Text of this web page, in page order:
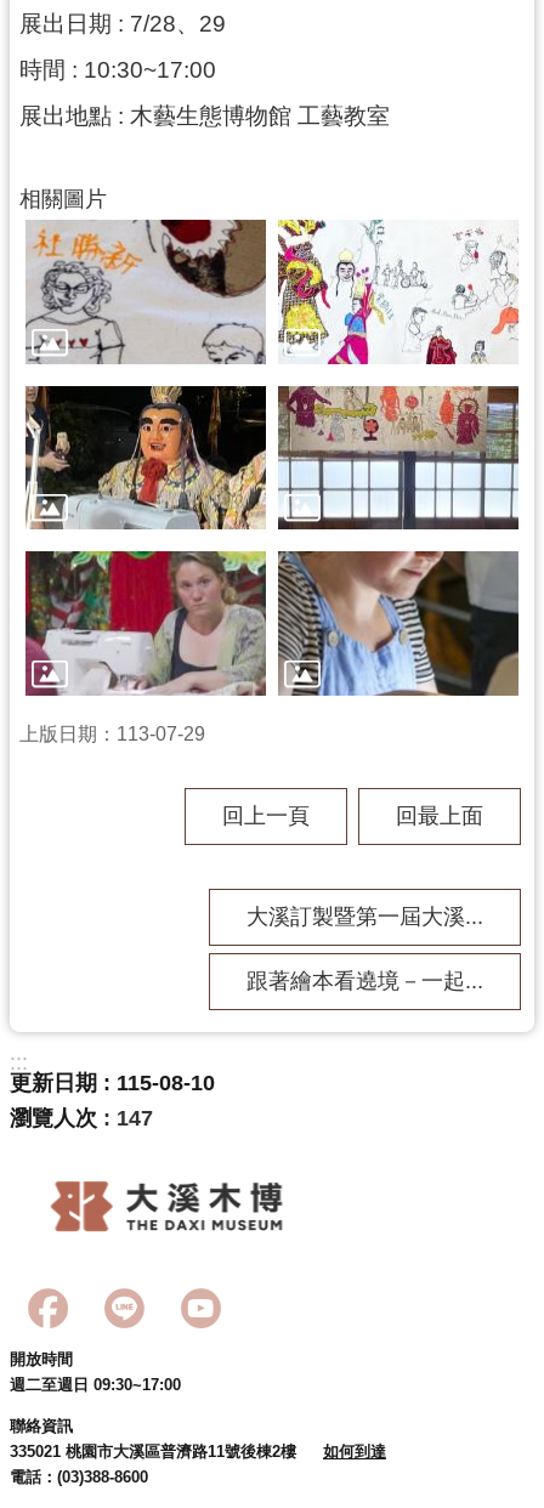
志
工
園
地
版
品
與
文
商
品
回
首
頁
網
站
導
覽
市
箱
s
h
隱
私
安
全
政
策
政
府
網
展出日期 : 7/28、29
時間 : 10:30~17:00
展出地點 : 木藝生態博物館 工藝教室
相關圖片
上版日期：113-07-29
回上一頁 回最上面
大溪訂製暨第一屆大溪...
跟著繪本看遶境－一起...
:::
更新日期
115-08-10
瀏覽人次
147
開放時間
週二至週日 09:30~17:00
聯絡資訊
335021 桃園市大溪區普濟路11號後棟2樓
如何到達
電話：(03)388-8600